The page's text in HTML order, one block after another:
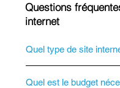
Questions
internet
Quel type de site
Quel est le budget